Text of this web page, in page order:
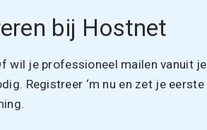
bij Hostnet
wil je professioneel mailen vanuit je
Registreer ‘m nu en zet je eerste